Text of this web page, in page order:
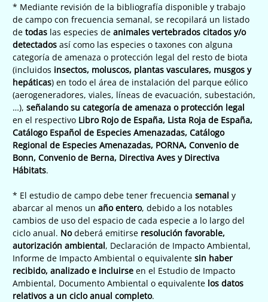
* Mediante revisión de la bibliografía disponible y trabajo
de campo con frecuencia semanal, se recopilará un listado
de todas las especies de animales vertebrados citados y/o
detectados así como las especies o taxones con alguna
categoría de amenaza o protección legal del resto de biota
(incluidos insectos, moluscos, plantas vasculares, musgos y
hepáticas) en todo el área de instalación del parque eólico
(aerogeneradores, viales, líneas de evacuación, subestación,
…), señalando su categoría de amenaza o protección legal
en el respectivo Libro Rojo de España, Lista Roja de España,
Catálogo Español de Especies Amenazadas, Catálogo
Regional de Especies Amenazadas, PORNA, Convenio de
Bonn, Convenio de Berna, Directiva Aves y Directiva
Hábitats.
* El estudio de campo debe tener frecuencia semanal y
abarcar al menos un año entero, debido a los notables
cambios de uso del espacio de cada especie a lo largo del
ciclo anual. Nodeberá emitirse resolución favorable,
autorización ambiental, Declaración de Impacto Ambiental,
Informe de Impacto Ambiental o equivalente sin haber
recibido, analizado e incluirse en el Estudio de Impacto
Ambiental, Documento Ambiental o equivalente los datos
relativos a un ciclo anual completo.